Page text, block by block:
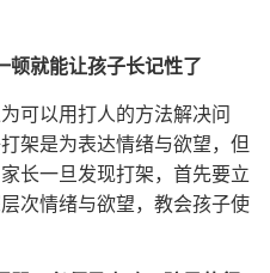
顿就能让孩子长记性了
可以用打人的方法解决问
架是为表达情绪与欲望，但
长一旦发现打架，首先要立
次情绪与欲望，教会孩子使